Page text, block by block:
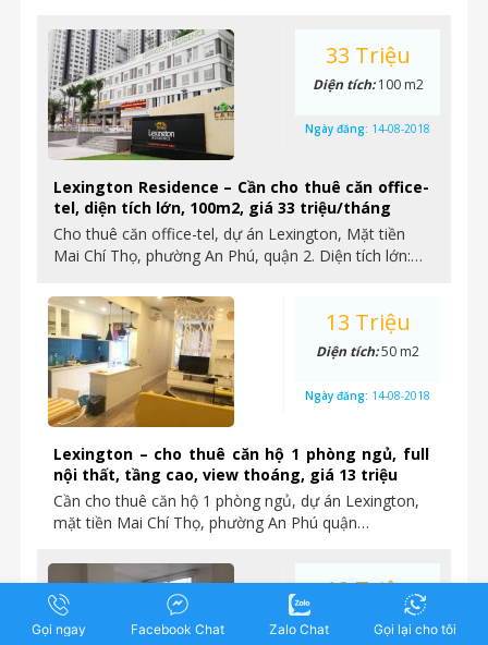
Lexington Residence – Cần cho thuê căn office-
tel, diện tích lớn, 100m2, giá 33 triệu/tháng
Cho thuê căn office-tel, dự án Lexington, Mặt tiền
Mai Chí Thọ, phường An Phú, quận 2. Diện tích lớn:…
33 Triệu
Diện tích:100 m2
Ngày đăng: 14-08-2018
Lexington – cho thuê căn hộ 1 phòng ngủ, full
nội thất, tầng cao, view thoáng, giá 13 triệu
Cần cho thuê căn hộ 1 phòng ngủ, dự án Lexington,
mặt tiền Mai Chí Thọ, phường An Phú quận…
13 Triệu
Diện tích:50 m2
Ngày đăng: 14-08-2018
12 Triệu
33 m2
Gọi ngay Facebook Chat Zalo Chat Gọi lại cho tôi